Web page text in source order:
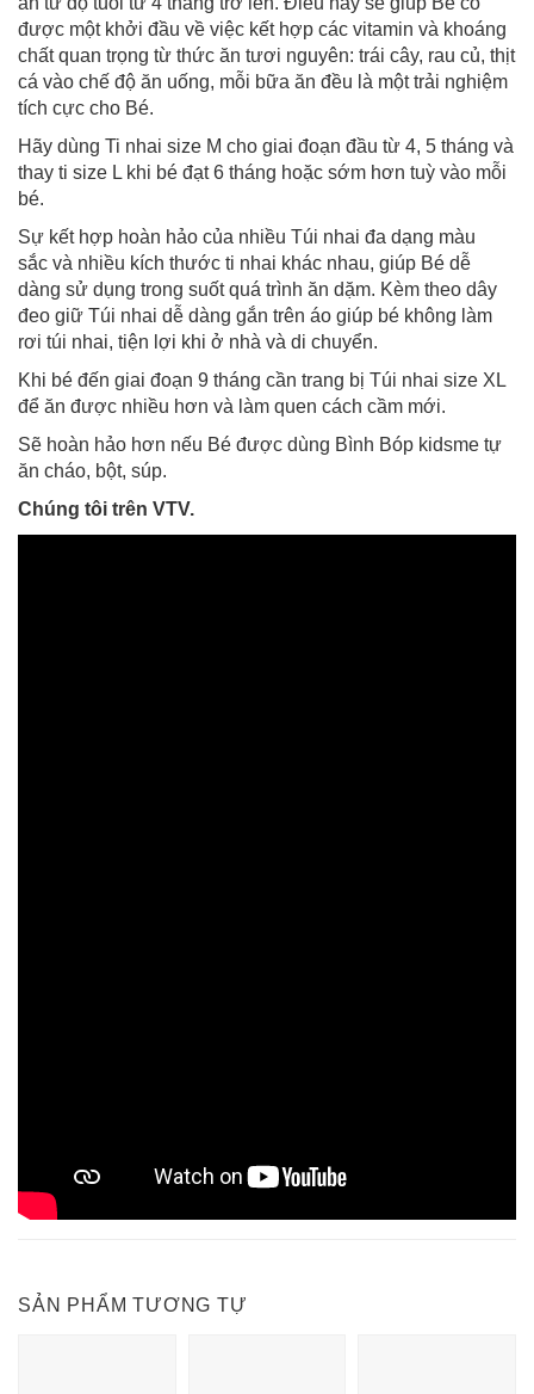
được một khởi đầu về việc kết hợp các vitamin và khoáng
chất quan trọng từ thức ăn tươi nguyên: trái cây, rau củ, thịt
cá vào chế độ ăn uống, mỗi bữa ăn đều là một trải nghiệm
tích cực cho Bé.
Hãy dùng Ti nhai size M cho giai đoạn đầu từ 4, 5 tháng và
thay ti size L khi bé đạt 6 tháng hoặc sớm hơn tuỳ vào mỗi
bé.
Sự kết hợp hoàn hảo của nhiều Túi nhai đa dạng màu
sắc và nhiều kích thước ti nhai khác nhau, giúp Bé dễ
dàng sử dụng trong suốt quá trình ăn dặm. Kèm theo dây
đeo giữ Túi nhai dễ dàng gắn trên áo giúp bé không làm
rơi túi nhai, tiện lợi khi ở nhà và di chuyển.
Khi bé đến giai đoạn 9 tháng cần trang bị Túi nhai size XL
để ăn được nhiều hơn và làm quen cách cầm mới.
Sẽ hoàn hảo hơn nếu Bé được dùng Bình Bóp kidsme tự
ăn cháo, bột, súp.
Chúng tôi trên VTV.
SẢN PHẨM TƯƠNG TỰ